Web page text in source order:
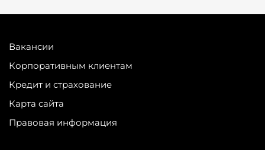
Вакансии
Корпоративным клиентам
Кредит и страхование
Карта сайта
Правовая информация